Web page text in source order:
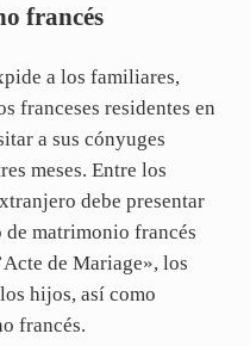
francés
a los familiares,
franceses residentes en
a sus cónyuges
meses. Entre los
debe presentar
de matrimonio francés
de Mariage», los
hijos, así como
francés.